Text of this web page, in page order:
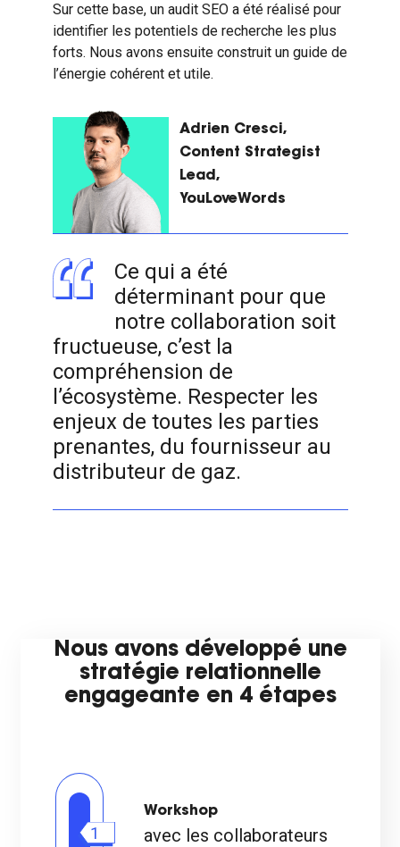
Sur cette base, un audit SEO a été réalisé pour
identifier les potentiels de recherche les plus
forts. Nous avons ensuite construit un guide de
l’énergie cohérent et utile.
Adrien Cresci,
Content Strategist
Lead,
YouLoveWords
Ce qui a été
déterminant pour que
notre collaboration soit
fructueuse, c’est la
compréhension de
l’écosystème. Respecter les
enjeux de toutes les parties
prenantes, du fournisseur au
distributeur de gaz.
Nous avons développé une
stratégie relationnelle
engageante en 4 étapes
Workshop
avec les collaborateurs
1